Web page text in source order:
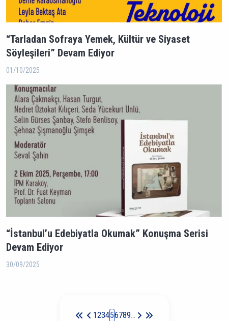
“Tarladan Sofraya Yemek, Kültür ve Siyaset
Söyleşileri” Devam Ediyor
01/10/2025
“İstanbul’u Edebiyatla Okumak” Konuşma Serisi
Devam Ediyor
30/09/2025
123456789…